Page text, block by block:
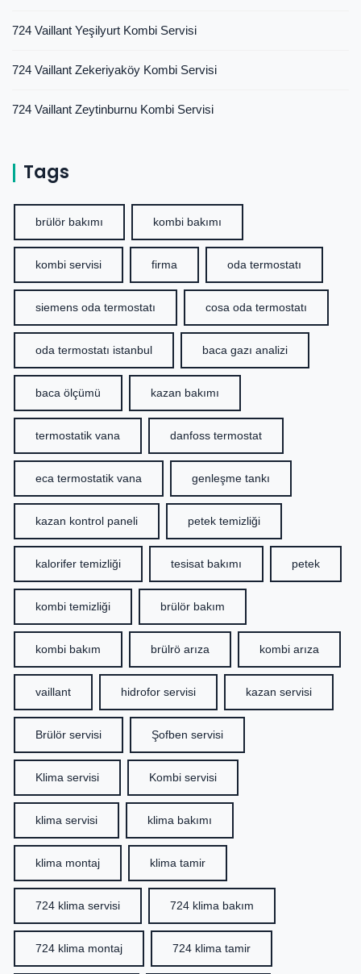
724 Vaillant Yeşilyurt Kombi Servisi
724 Vaillant Zekeriyaköy Kombi Servisi
724 Vaillant Zeytinburnu Kombi Servisi
Tags
brülör bakımı kombi bakımı
kombi servisi firma oda termostatı
siemens oda termostatı cosa oda termostatı
oda termostatı istanbul baca gazı analizi
baca ölçümü kazan bakımı
termostatik vana danfoss termostat
eca termostatik vana genleşme tankı
kazan kontrol paneli petek temizliği
kalorifer temizliği tesisat bakımı petek
kombi temizliği brülör bakım
kombi bakım brülrö arıza kombi arıza
vaillant hidrofor servisi kazan servisi
Brülör servisi Şofben servisi
Klima servisi Kombi servisi
klima servisi klima bakımı
klima montaj klima tamir
724 klima servisi 724 klima bakım
724 klima montaj 724 klima tamir